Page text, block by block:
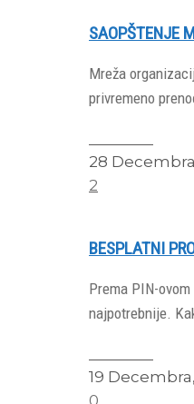
SAOPŠTENJE
Mreža
privremeno
28
2
BESPLATNI
Prema PIN-
najpotrebnije.
19